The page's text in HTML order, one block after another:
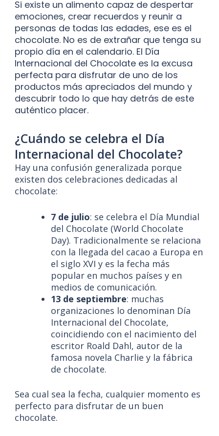
Si existe un alimento capaz de despertar
emociones, crear recuerdos y reunir a
personas de todas las edades, ese es el
chocolate. No es de extrañar que tenga su
propio día en el calendario. El Día
Internacional del Chocolate es la excusa
perfecta para disfrutar de uno de los
productos más apreciados del mundo y
descubrir todo lo que hay detrás de este
auténtico placer.
¿Cuándo se celebra el Día
Internacional del Chocolate?
Hay una confusión generalizada porque
existen dos celebraciones dedicadas al
chocolate:
7 de julio: se celebra el Día Mundial
del Chocolate (World Chocolate
Day). Tradicionalmente se relaciona
con la llegada del cacao a Europa en
el siglo XVI y es la fecha más
popular en muchos países y en
medios de comunicación.
13 de septiembre: muchas
organizaciones lo denominan Día
Internacional del Chocolate,
coincidiendo con el nacimiento del
escritor Roald Dahl, autor de la
famosa novela Charlie y la fábrica
de chocolate.
Sea cual sea la fecha, cualquier momento es
perfecto para disfrutar de un buen
chocolate.